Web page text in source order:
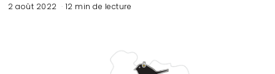
2 août 2022 12 min de lecture